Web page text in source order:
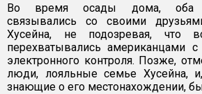
Во время осады дома, оба
связывались со своими
Хусейна, не подозревая, что
перехватывались американцами
электронного контроля. Позже,
люди, лояльные семье Хусейна,
знающие о его местонахождении,